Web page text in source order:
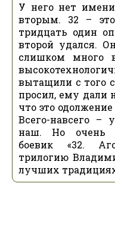
У него нет
вторым. 32 –
тридцать один
второй удался.
слишком много
вытащили с того
просил, ему дали
что это
Всего-навсего –
наш. Но очень
боевик «32.
трилогию
лучших